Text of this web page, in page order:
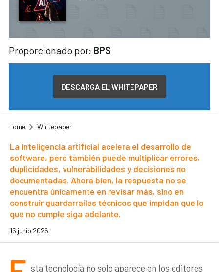
Proporcionado por: BPS
DESCARGA EL WHITEPAPER
Home Whitepaper
La inteligencia artificial acelera el desarrollo de
software, pero también puede multiplicar errores,
duplicidades, vulnerabilidades y decisiones no
documentadas. Ahora bien, la respuesta no se
encuentra únicamente en revisar más, sino en
construir guardarraíles técnicos que impidan que lo
que no cumple siga adelante.
16 junio 2026
sta tecnología no solo aparece en los editores